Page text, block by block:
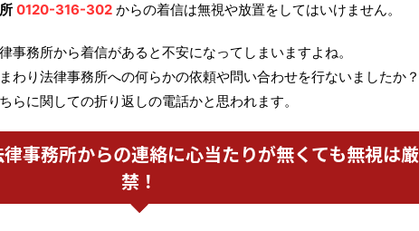
0120-316-302 からの着信は無視や放置をしてはいけません。
事務所から着信があると不安になってしまいますよね。
わり法律事務所への何らかの依頼や問い合わせを行ないましたか？
らに関しての折り返しの電話かと思われます。
事務所からの連絡に心当たりが無くても無視は厳
禁！